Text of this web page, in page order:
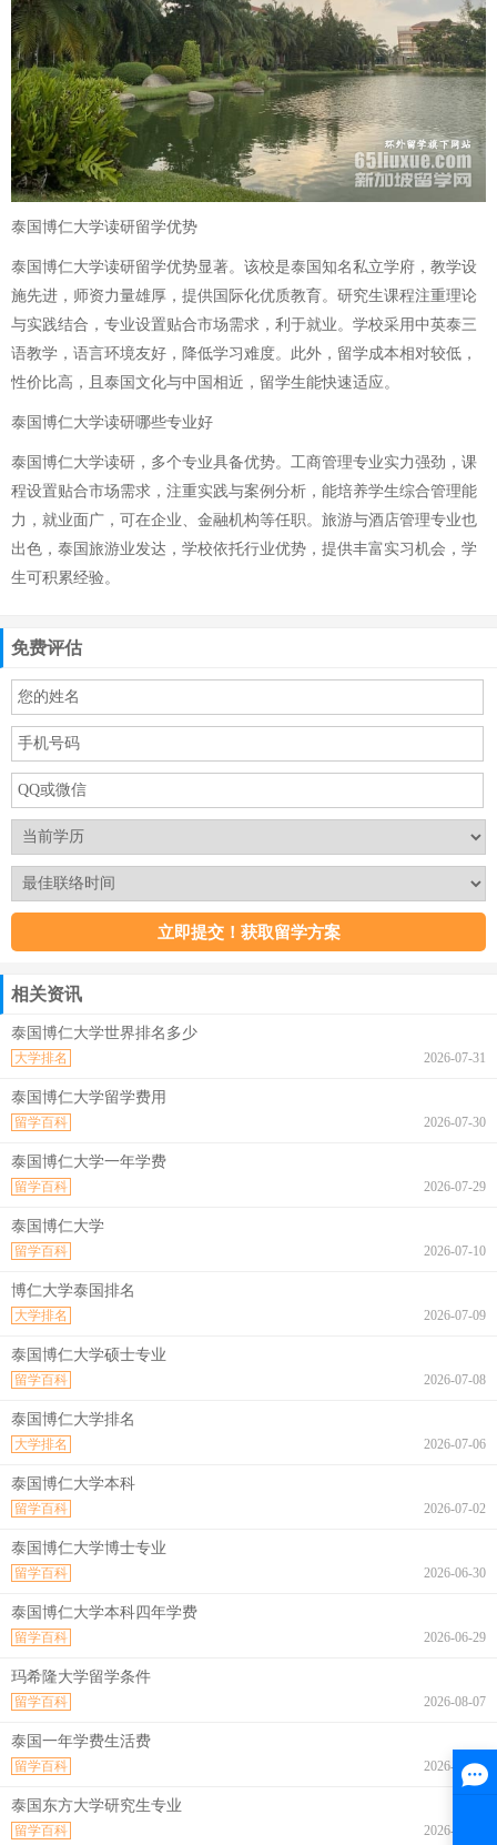
泰国博仁大学读研留学优势
泰国博仁大学读研留学优势显著。该校是泰国知名私立学府，教学设
施先进，师资力量雄厚，提供国际化优质教育。研究生课程注重理论
与实践结合，专业设置贴合市场需求，利于就业。学校采用中英泰三
语教学，语言环境友好，降低学习难度。此外，留学成本相对较低，
性价比高，且泰国文化与中国相近，留学生能快速适应。
泰国博仁大学读研哪些专业好
泰国博仁大学读研，多个专业具备优势。工商管理专业实力强劲，课
程设置贴合市场需求，注重实践与案例分析，能培养学生综合管理能
力，就业面广，可在企业、金融机构等任职。旅游与酒店管理专业也
出色，泰国旅游业发达，学校依托行业优势，提供丰富实习机会，学
生可积累经验。
免费评估
相关资讯
泰国博仁大学世界排名多少
2026-07-31
大学排名
泰国博仁大学留学费用
2026-07-30
留学百科
泰国博仁大学一年学费
2026-07-29
留学百科
泰国博仁大学
2026-07-10
留学百科
博仁大学泰国排名
2026-07-09
大学排名
泰国博仁大学硕士专业
2026-07-08
留学百科
泰国博仁大学排名
2026-07-06
大学排名
泰国博仁大学本科
2026-07-02
留学百科
泰国博仁大学博士专业
2026-06-30
留学百科
泰国博仁大学本科四年学费
2026-06-29
留学百科
玛希隆大学留学条件
2026-08-07
留学百科
泰国一年学费生活费
2026-08-07
留学百科
泰国东方大学研究生专业
2026-08-07
留学百科